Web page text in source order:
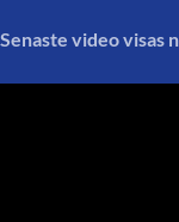
Senaste video visas